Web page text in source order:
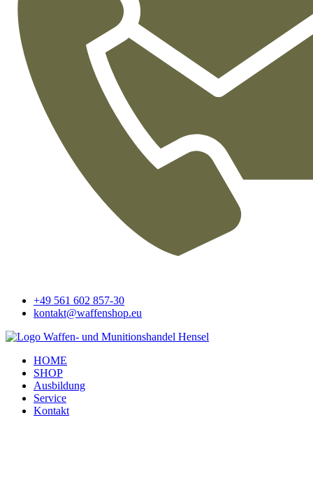
+49 561 602 857-30
kontakt@waffenshop.eu
HOME
SHOP
Ausbildung
Service
Kontakt